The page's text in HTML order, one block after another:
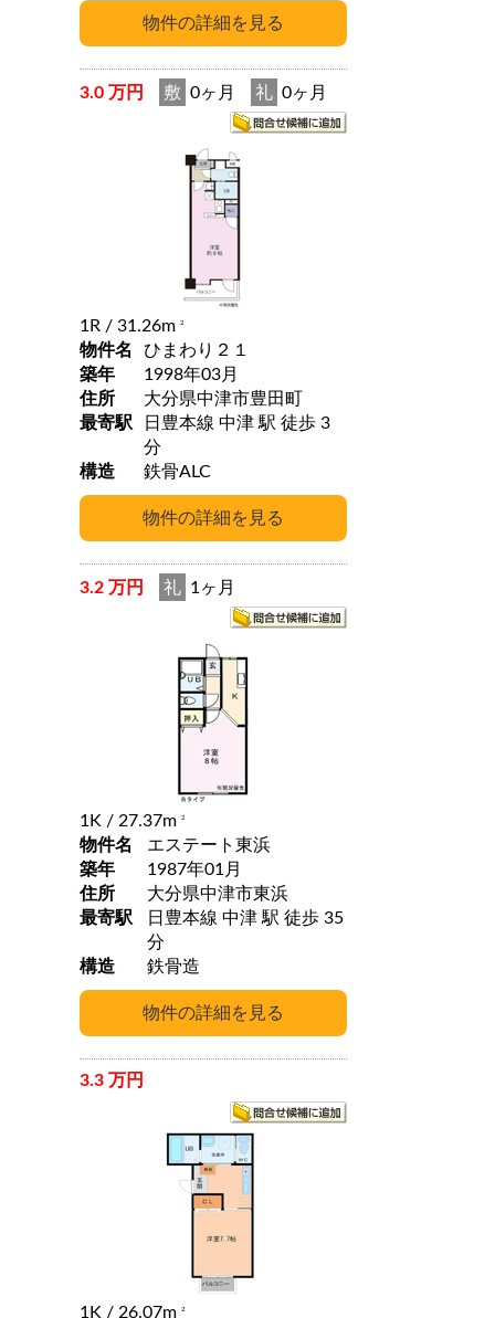
3.0 万円 敷 0ヶ月 礼 0ヶ月
1R / 31.26m 2
物件名
ひまわり２１
築年
1998年03月
住所
大分県中津市豊田町
最寄駅
日豊本線 中津 駅 徒歩 3
分
構造
鉄骨ALC
3.2 万円 礼 1ヶ月
1K / 27.37m 2
物件名
エステート東浜
築年
1987年01月
住所
大分県中津市東浜
最寄駅
日豊本線 中津 駅 徒歩 35
分
構造
鉄骨造
3.3 万円
1K / 26.07m 2